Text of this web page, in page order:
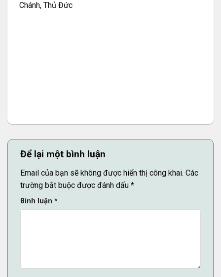
Chánh, Thủ Đức
Để lại một bình luận
Email của bạn sẽ không được hiển thị công khai. Các
trường bắt buộc được đánh dấu *
Bình luận *